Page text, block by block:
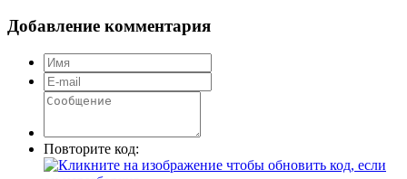
Добавление комментария
Повторите код: